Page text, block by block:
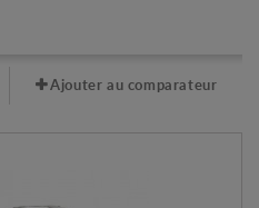
Ajouter au comparateur